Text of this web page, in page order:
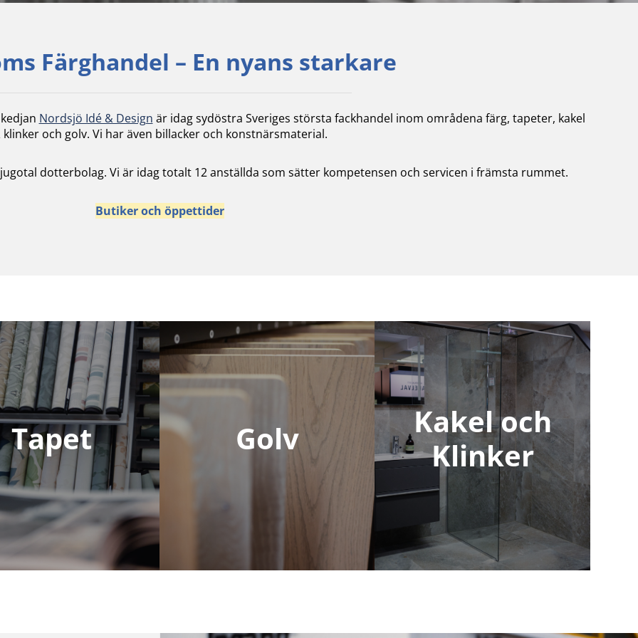
Färghandel – En nyans starkare
Nordsjö Idé & Design är idag sydöstra Sveriges största fackhandel inom områdena färg, tapeter, kakel
klinker och golv. Vi har även billacker och konstnärsmaterial.
dotterbolag. Vi är idag totalt 12 anställda som sätter kompetensen och servicen i främsta rummet.
Butiker och öppettider
Tapet Golv
Kakel och
Klinker